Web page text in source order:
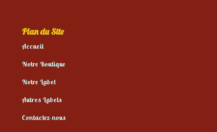
Plan du Site
Accueil
Notre Boutique
Notre Label
Autres Labels
Contactez-nous